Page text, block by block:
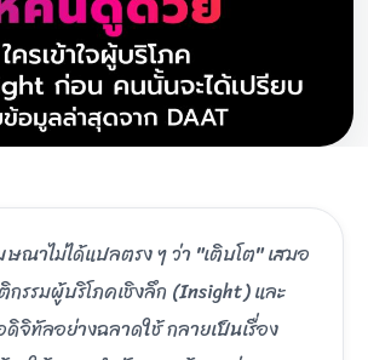
ษณาไม่ได้แปลตรง ๆ ว่า "เติบโต" เสมอ
กรรมผู้บริโภคเชิงลึก (Insight) และ
ดิจิทัลอย่างฉลาดใช้ กลายเป็นเรื่อง